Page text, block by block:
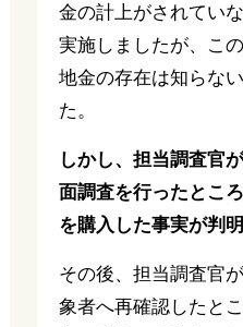
金の計上がされてい
実施しましたが、こ
地金の存在は知らな
た。
しかし、担当調査官
面調査を行ったとこ
を購入した事実が判明
その後、担当調査官
象者へ再確認したと